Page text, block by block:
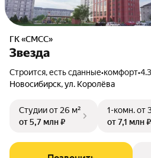
ГК «СМСС»
Звезда
Строится, есть сданные•комфорт•
Новосибирск, ул. Королёва
Студииот 26 м²
от 5,7 млн ₽
1-комн.от
от 7,1 млн ₽